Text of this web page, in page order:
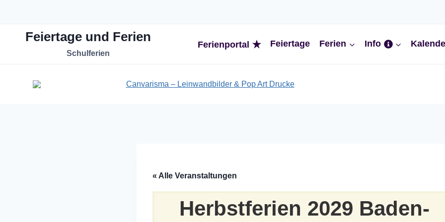
springenFeiertage und Ferien
Schulferien
Ferienportal Feiertage Ferien Info
« Alle Veranstaltungen
Herbstferien 2029 Baden-